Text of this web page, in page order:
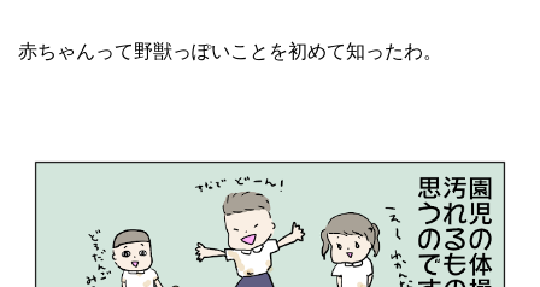
赤ちゃんって野獣っぽいことを初めて知ったわ。